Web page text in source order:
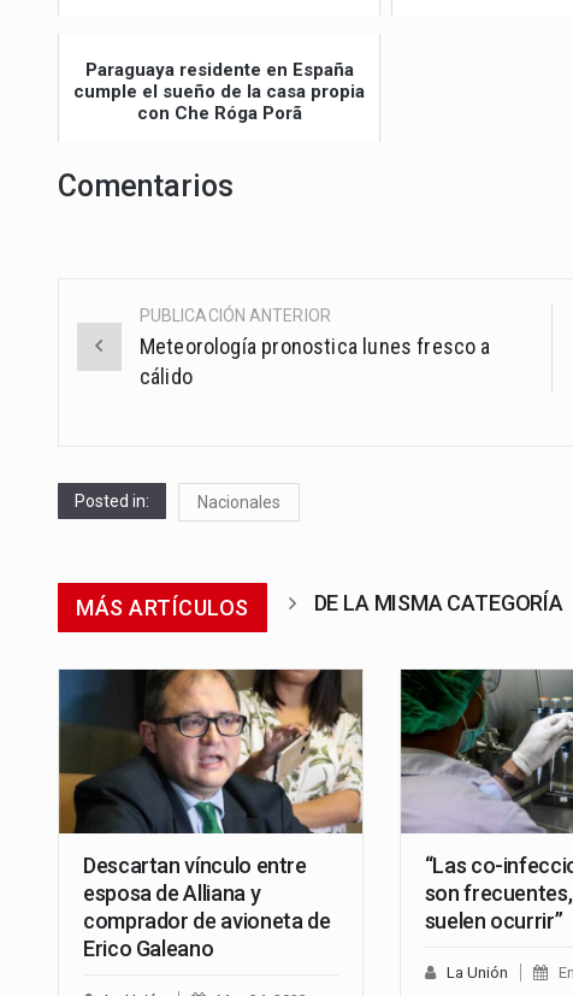
Paraguaya residente en España
cumple el sueño de la casa propia
con Che Róga Porã
Comentarios
Post
navigation
PUBLICACIÓN ANTERIOR
Meteorología pronostica lunes fresco a
cálido
Posted in: Nacionales
MÁS ARTÍCULOS DE LA MISMA CATEGORÍA
Descartan vínculo entre
esposa de Alliana y
comprador de avioneta de
Erico Galeano
“Las co-
son
suelen ocurrir”
La Unión